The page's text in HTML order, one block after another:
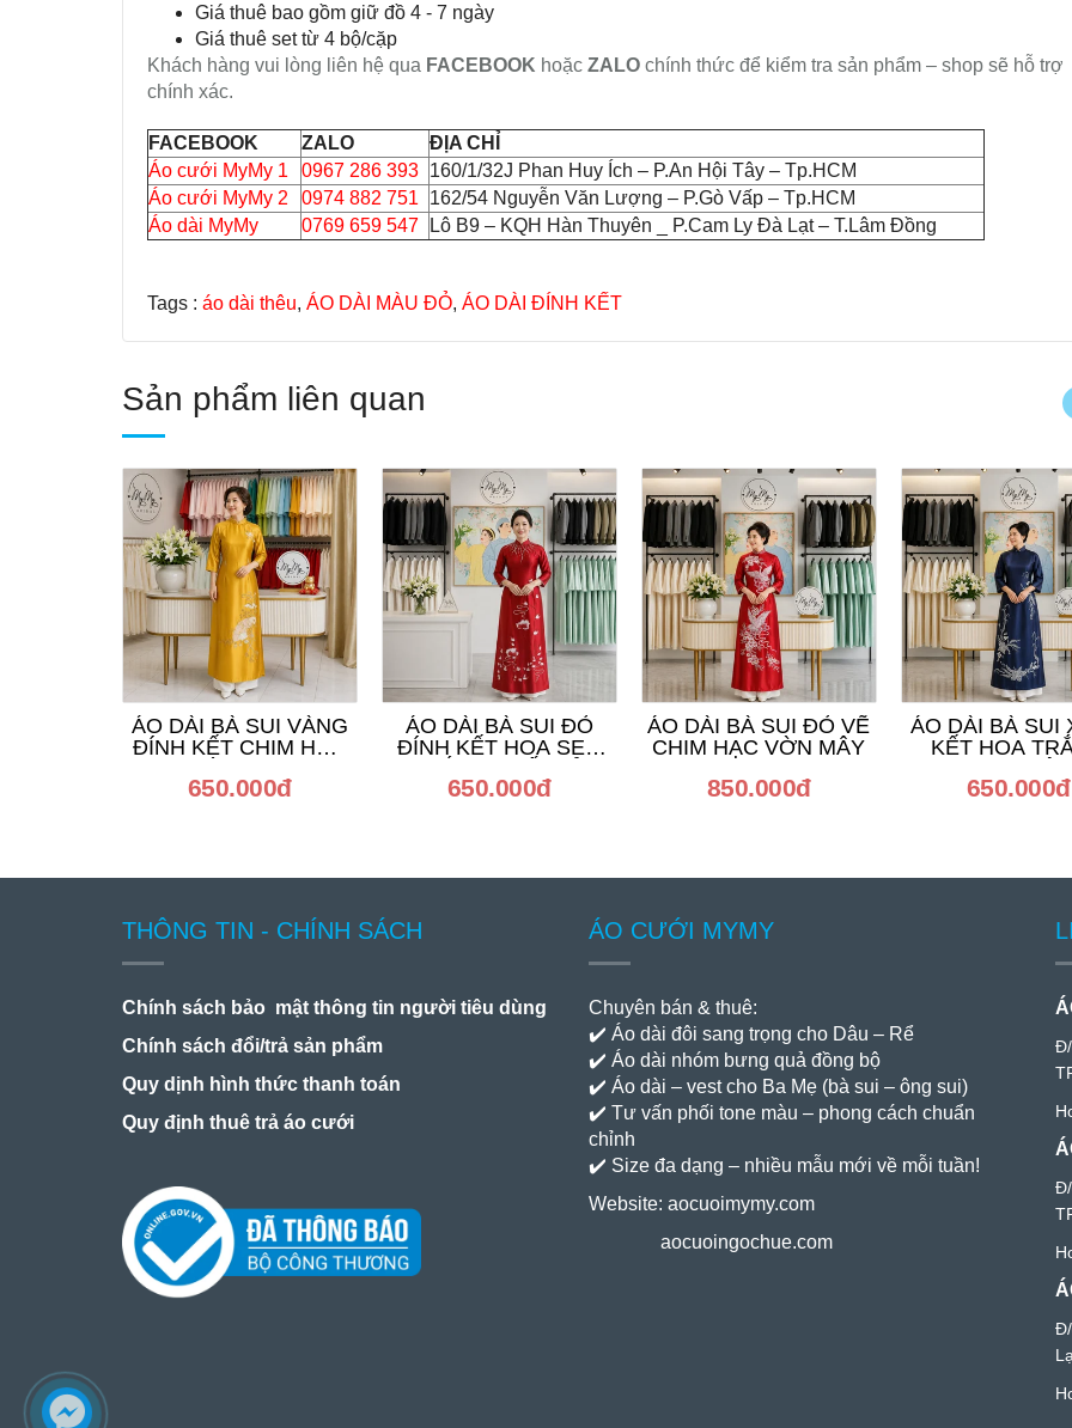
Giá thuê bao gồm giữ đồ 4 - 7 ngày
Giá thuê set từ 4 bộ/cặp
Khách hàng vui lòng liên hệ qua FACEBOOK hoặc ZALO chính thức để kiểm tra sản phẩm – shop sẽ hỗ trợ
chính xác.
FACEBOOK ZALO
ĐỊA CHỈ
Áo cưới MyMy 1
0967 286 393 160/1/32J Phan Huy Ích – P.An Hội Tây – Tp.HCM
Áo cưới MyMy 2
0974 882 751
162/54 Nguyễn Văn Lượng – P.Gò Vấp – Tp.HCM
Áo dài MyMy
0769 659 547 Lô B9 – KQH Hàn Thuyên _ P.Cam Ly Đà Lạt – T.Lâm Đồng
Tags : áo dài thêu, ÁO DÀI MÀU ĐỎ, ÁO DÀI ĐÍNH KẾT
Sản phẩm liên quan
ÁO DÀI BÀ SUI VÀNG
ĐÍNH KẾT CHIM HẠC
650.000đ
ÁO DÀI BÀ SUI ĐỎ
ĐÍNH KẾT HOA SEN
650.000đ
ÁO DÀI BÀ SUI ĐỎ VẼ
CHIM HẠC VỜN MÂY
850.000đ
ÁO DÀI BÀ SUI
KẾT HOA
650.000đ
THÔNG TIN - CHÍNH SÁCH
Chính sách bảo mật thông tin người tiêu dùng
Chính sách đổi/trả sản phẩm
Quy dịnh hình thức thanh toán
Quy định thuê trả áo cưới
ÁO CƯỚI MYMY
Chuyên bán & thuê:
✔️ Áo dài đôi sang trọng cho Dâu – Rể
✔️ Áo dài nhóm bưng quả đồng bộ
✔️ Áo dài – vest cho Ba Mẹ (bà sui – ông sui)
✔️ Tư vấn phối tone màu – phong cách chuẩn
chỉnh
✔️ Size đa dạng – nhiều mẫu mới về mỗi tuần!
Website: aocuoimymy.com
aocuoingochue.com
Lạ